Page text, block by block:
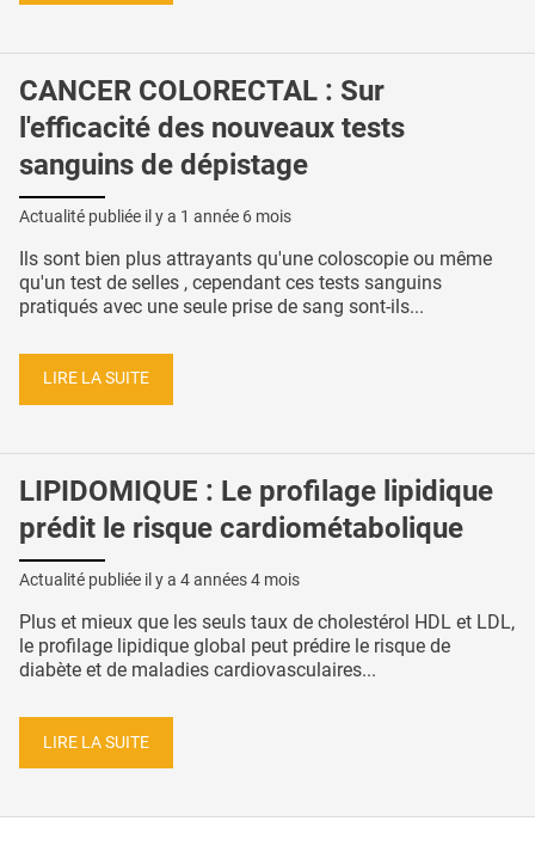
CANCER COLORECTAL : Sur
l'efficacité des nouveaux tests
sanguins de dépistage
Actualité publiée il y a 1 année 6 mois
Ils sont bien plus attrayants qu'une coloscopie ou même
qu'un test de selles , cependant ces tests sanguins
pratiqués avec une seule prise de sang sont-ils...
LIRE LA SUITE
LIPIDOMIQUE : Le profilage lipidique
prédit le risque cardiométabolique
Actualité publiée il y a 4 années 4 mois
Plus et mieux que les seuls taux de cholestérol HDL et LDL,
le profilage lipidique global peut prédire le risque de
diabète et de maladies cardiovasculaires...
LIRE LA SUITE